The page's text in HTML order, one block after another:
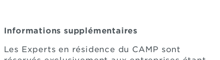
Informations supplémentaires
Les Experts en résidence du CAMP sont